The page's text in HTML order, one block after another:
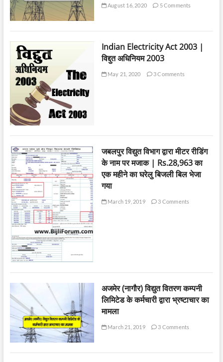
August 16, 2020 5 Comments
Indian Electricity Act 2003 |
विद्दुत अधिनियम 2003
May 21, 2020 3 Comments
जबलपुर विद्युत विभाग द्वारा मीटर रीडिंग
के नाम पर मजाक | Rs.28,963 का
एक महीने का घरेलु बिजली बिल भेजा
गया
March 19, 2019 3 Comments
अजमेर (नागौर) विद्युत वितरण कम्पनी
लिमिटेड के कर्मचारी द्वारा भ्रष्टाचार का
मामला
March 21, 2019 3 Comments